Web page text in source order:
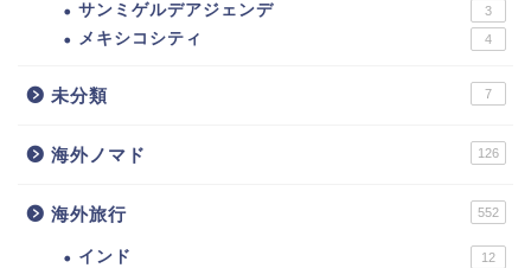
サンミゲルデアジェンデ 3
メキシコシティ 4
未分類 7
海外ノマド 126
海外旅行 552
インド 12